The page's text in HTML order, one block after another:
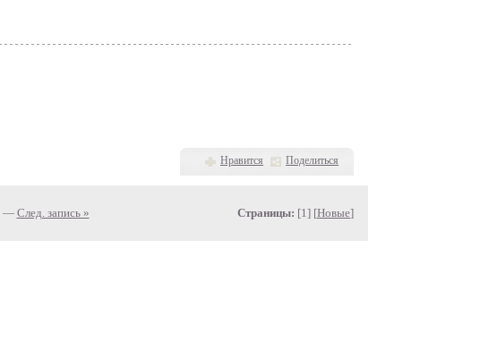
Нравится Поделиться
— След. запись » Страницы: [1] [Новые]